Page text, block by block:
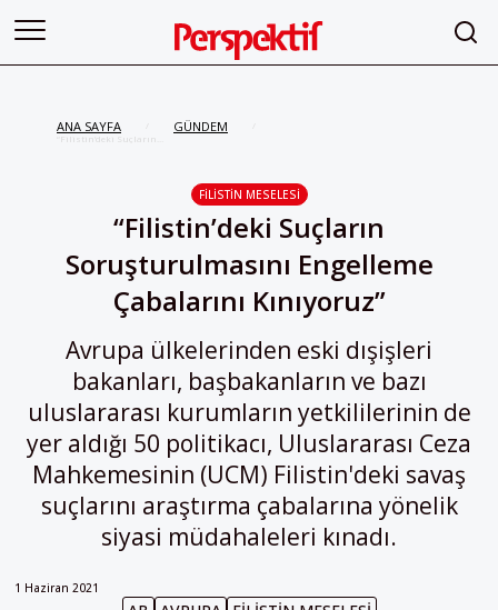
ANA SAYFA GÜNDEM
“Filistin’deki Suçların
FILISTIN MESELESI
“Filistin’deki Suçların
Soruşturulmasını Engelleme
Çabalarını Kınıyoruz”
Avrupa ülkelerinden eski dışişleri
bakanları, başbakanların ve bazı
uluslararası kurumların yetkililerinin de
yer aldığı 50 politikacı, Uluslararası Ceza
Mahkemesinin (UCM) Filistin'deki savaş
suçlarını araştırma çabalarına yönelik
siyasi müdahaleleri kınadı.
1 Haziran 2021